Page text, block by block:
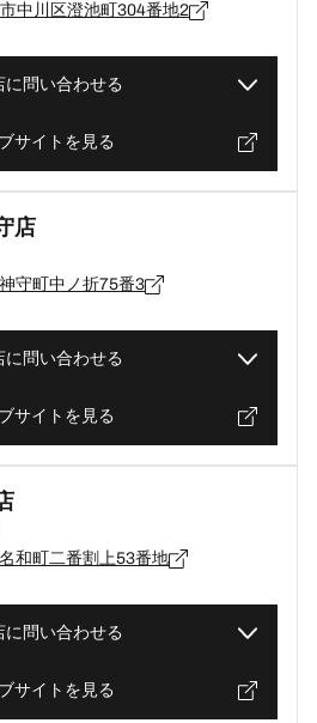
中川区澄池町304番地2
に問い合わせる
サイトを見る
店
守町中ノ折75番3
に問い合わせる
サイトを見る
和町二番割上53番地
に問い合わせる
サイトを見る